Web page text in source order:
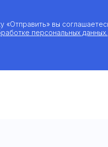
«Отправить» вы
персональных данных.